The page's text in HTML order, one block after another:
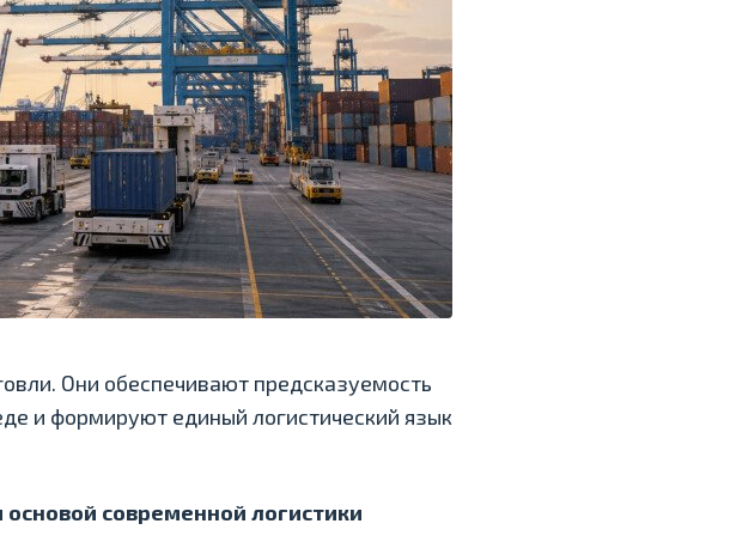
Они обеспечивают предсказуемость
и формируют единый логистический язык
современной логистики